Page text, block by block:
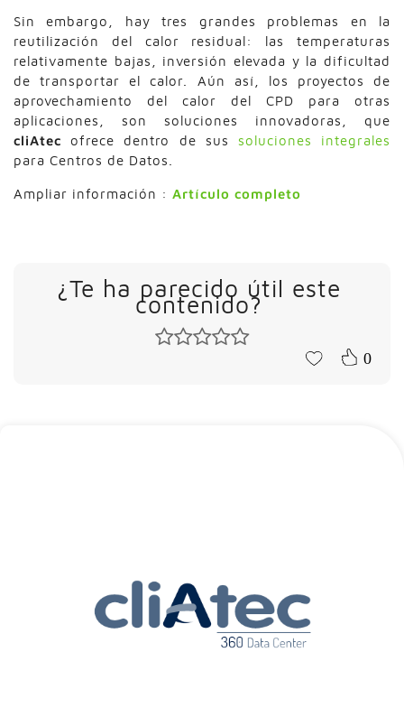
Sin embargo, hay tres grandes problemas en la
reutilización del calor residual: las temperaturas
relativamente bajas, inversión elevada y la dificultad
de transportar el calor. Aún así, los proyectos de
aprovechamiento del calor del CPD para otras
aplicaciones, son soluciones innovadoras, que
cliAtec ofrece dentro de sus soluciones integrales
para Centros de Datos.
Ampliar información : Artículo completo
¿Te ha parecido útil este
contenido?
0